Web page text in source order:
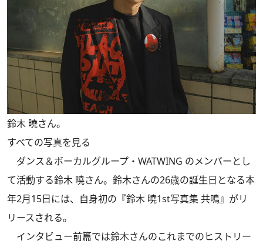
鈴木 曉さん。
すべての写真を見る
ダンス＆ボーカルグループ・WATWING のメンバーとし
て活動する鈴木 曉さん。鈴木さんの26歳の誕生日となる本
年2月15日には、自身初の『鈴木 曉1st写真集 共鳴』がリ
リースされる。
インタビュー前篇では鈴木さんのこれまでのヒストリー